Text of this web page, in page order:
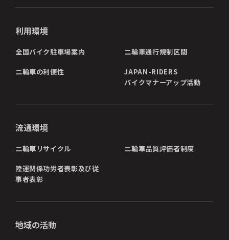
利用環境
全国バイク駐車場案内 二輪車通行規制区間
二輪車の利便性
JAPAN-RIDERS
バイクマナーアップ活動
流通環境
二輪車リサイクル 二輪車品質評価者制度
陸運関係功労者表彰及び従
事者表彰
地域の活動